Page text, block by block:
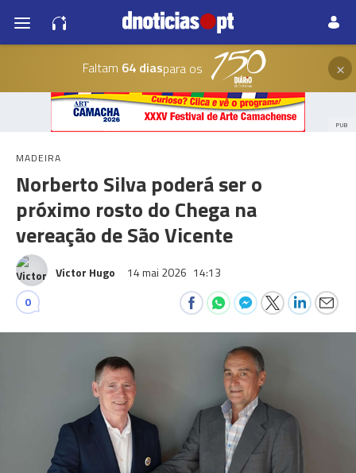
Faltam 64 diaspara os ×
PUB
MADEIRA
Norberto Silva poderá ser o
próximo rosto do Chega na
vereação de São Vicente
Victor Hugo 14 mai 2026 14:13
0